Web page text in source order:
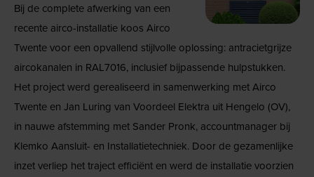
Bij de complete afwerking van een
recente airco-installatie koos Airco
Twente voor een opvallend stijlvolle oplossing: antracietgrijze
aircokanalen in RAL7016, inclusief bijpassende hulpstukken.
Het project werd gerealiseerd in samenwerking met Airco
Twente en Jan Luring van Voordeel Elektra uit Hengelo (OV),
in nauwe afstemming met Sander Pronk, accountmanager bij
Klemko Aansluit- en Installatietechniek. Door de gezamenlijke
inzet verliep het traject efficiënt en werd de installatie voorzien